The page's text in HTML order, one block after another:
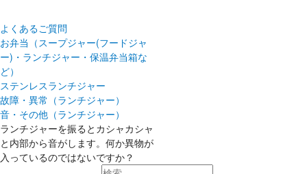
よくあるご質問
お弁当（スープジャー(フードジャ
ー)・ランチジャー・保温弁当箱な
ど）
ステンレスランチジャー
故障・異常（ランチジャー）
音・その他（ランチジャー）
ランチジャーを振るとカシャカシャ
と内部から音がします。何か異物が
入っているのではないですか？